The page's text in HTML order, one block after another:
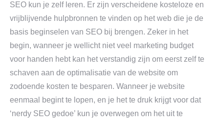
SEO kun je zelf leren. Er zijn verscheidene kosteloze en
vrijblijvende hulpbronnen te vinden op het web die je de
basis beginselen van SEO bij brengen. Zeker in het
begin, wanneer je wellicht niet veel marketing budget
voor handen hebt kan het verstandig zijn om eerst zelf te
schaven aan de optimalisatie van de website om
zodoende kosten te besparen. Wanneer je website
eenmaal begint te lopen, en je het te druk krijgt voor dat
‘nerdy SEO gedoe’ kun je overwegen om het uit te